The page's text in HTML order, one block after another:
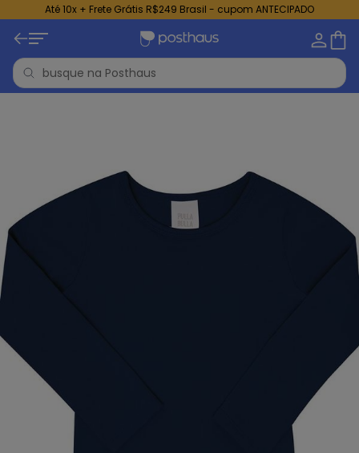
Até 10x + Frete Grátis R$249 Brasil - cupom ANTECIPADO